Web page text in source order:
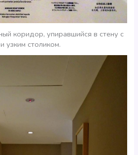
коридор, упиравшийся в стену с
узким столиком.